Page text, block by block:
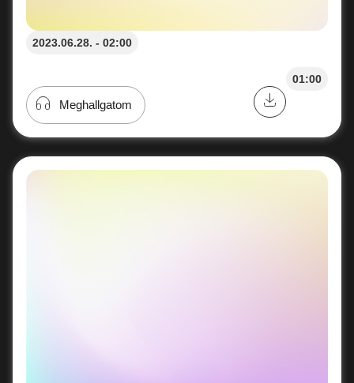
2023.06.28. - 02:00
01:00
Meghallgatom